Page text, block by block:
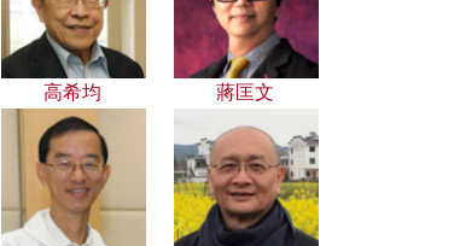
高希均 蔣匡文